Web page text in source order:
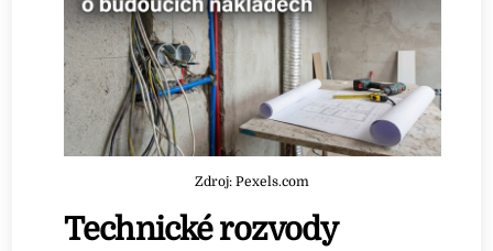
Zdroj: Pexels.com
Technické rozvody